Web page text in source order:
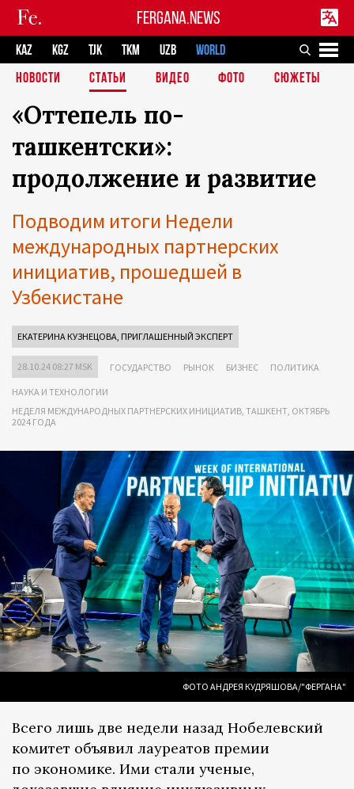
FERGANA.NEWS
KAZ KGZ TJK TKM UZB
WORLD
НОВОСТИ
СТАТЬИ ВИДЕО ФОТО СЮЖЕТЫ
«Оттепель по-
ташкентски»:
продолжение и развитие
Подводим итоги Недели
международных партнерских
инициатив, прошедшей в
Узбекистане
ЕКАТЕРИНА КУЗНЕЦОВА, ПРИГЛАШЕННЫЙ ЭКСПЕРТ
28.10.24 08:27 MSK ГОСУДАРСТВО РЫНОК БИЗНЕС ПОЛИТИКА
НАУКА И ТЕХНОЛОГИИ
НЕДЕЛЯ МЕЖДУНАРОДНЫХ ПАРТНЕРСКИХ ИНИЦИАТИВ, ТАШКЕНТ, ОКТЯБРЬ
2024 ГОДА
ФОТО АНДРЕЯ КУДРЯШОВА/"ФЕРГАНА"
Всего лишь две недели назад Нобелевский
комитет объявил лауреатов премии
по экономике. Ими стали ученые,